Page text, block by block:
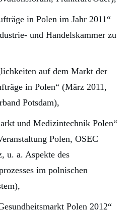
in Polen im Jahr 2011“
und Handelskammer zu
auf dem Markt der
in Polen“ (März 2011,
Potsdam),
und Medizintechnik Polen“
Polen, OSEC
u. a. Aspekte des
im polnischen
Polen 2012“